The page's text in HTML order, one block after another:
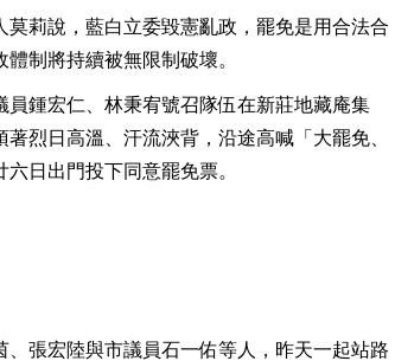
莉說，藍白立委毀憲亂政，罷免是用合法合
制將持續被無限制破壞。
鍾宏仁、林秉宥號召隊伍在新莊地藏庵集
烈日高溫、汗流浹背，沿途高喊「大罷免、
日出門投下同意罷免票。
張宏陸與市議員石一佑等人，昨天一起站路